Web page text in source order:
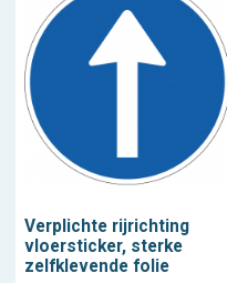
Verplichte rijrichting
vloersticker, sterke
zelfklevende folie